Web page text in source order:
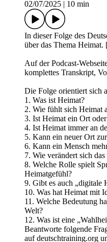
Auf deutschtraining.org
Materialien zum Deutsch
bestimmt etwas für dich
Viel Spaß beim Deutsch
Heimat | Deutsch-
02/07/2025|10 min
In dieser Folge des
über das Thema Heimat.
Auf der Podcast-
komplettes Transkript,